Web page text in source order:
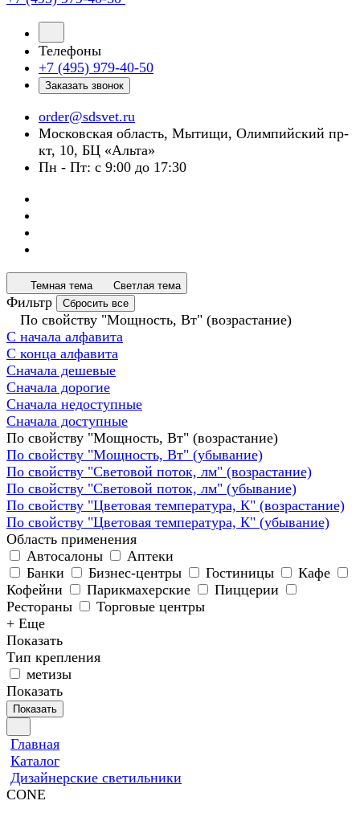
Телефоны
+7 (495) 979-40-50
Заказать звонок
order@sdsvet.ru
Московская область, Мытищи, Олимпийский пр-
кт, 10, БЦ «Альта»
Пн - Пт: с 9:00 до 17:30
Темная тема Светлая тема
Фильтр Сбросить все
По свойству "Мощность, Вт" (возрастание)
С начала алфавита
С конца алфавита
Сначала дешевые
Сначала дорогие
Сначала недоступные
Сначала доступные
По свойству "Мощность, Вт" (возрастание)
По свойству "Мощность, Вт" (убывание)
По свойству "Световой поток, лм" (возрастание)
По свойству "Световой поток, лм" (убывание)
По свойству "Цветовая температура, К" (возрастание)
По свойству "Цветовая температура, К" (убывание)
Область применения
Автосалоны
Аптеки
Банки
Бизнес-центры Гостиницы
Кафе
Кофейни
Парикмахерские
Пиццерии
Рестораны
Торговые центры
+ Еще
Показать
Тип крепления
метизы
Показать
Показать
Главная
Каталог
Дизайнерские светильники
CONE